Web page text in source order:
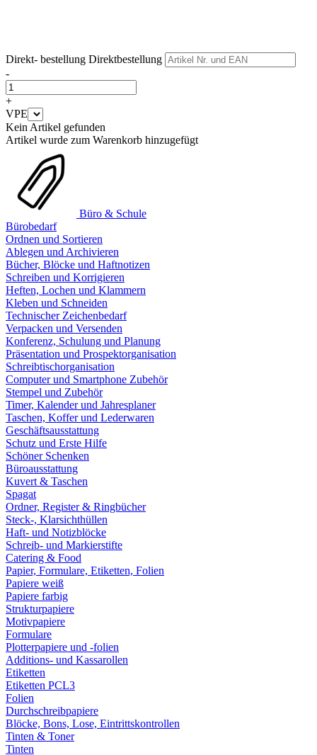
Direkt- bestellung Direktbestellung
-
+
VPE
Kein Artikel gefunden
Artikel wurde zum Warenkorb hinzugefügt
Büro & Schule
Bürobedarf
Ordnen und Sortieren
Ablegen und Archivieren
Bücher, Blöcke und Haftnotizen
Schreiben und Korrigieren
Heften, Lochen und Klammern
Kleben und Schneiden
Technischer Zeichenbedarf
Verpacken und Versenden
Konferenz, Schulung und Planung
Präsentation und Prospektorganisation
Schreibtischorganisation
Computer und Smartphone Zubehör
Stempel und Zubehör
Timer, Kalender und Jahresplaner
Taschen, Koffer und Lederwaren
Geschäftsausstattung
Schutz und Erste Hilfe
Schöner Schenken
Büroausstattung
Kuvert & Taschen
Spagat
Ordner, Register & Ringbücher
Steck-, Klarsichthüllen
Haft- und Notizblöcke
Schreib- und Markierstifte
Catering & Food
Papier, Formulare, Etiketten, Folien
Papiere weiß
Papiere farbig
Strukturpapiere
Motivpapiere
Formulare
Plotterpapiere und -folien
Additions- und Kassarollen
Etiketten
Etiketten PCL3
Folien
Durchschreibpapiere
Blöcke, Bons, Lose, Eintrittskontrollen
Tinten & Toner
Tinten